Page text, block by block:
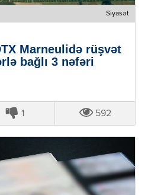
Siyasət
Marneulidə rüşvət
bağlı 3 nəfəri
1 592